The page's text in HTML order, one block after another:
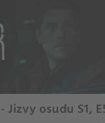
Jizvy osudu S1,